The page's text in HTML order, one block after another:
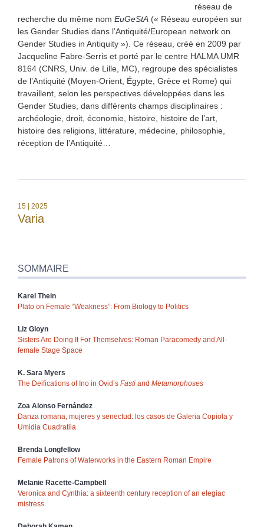
réseau de
recherche du même nom EuGeStA (« Réseau européen sur
les Gender Studies dans l’Antiquité/European network on
Gender Studies in Antiquity »). Ce réseau, créé en 2009 par
Jacqueline Fabre-Serris et porté par le centre HALMA UMR
8164 (CNRS, Univ. de Lille, MC), regroupe des spécialistes
de l’Antiquité (Moyen-Orient, Égypte, Grèce et Rome) qui
travaillent, selon les perspectives développées dans les
Gender Studies, dans différents champs disciplinaires :
archéologie, droit, économie, histoire, histoire de l’art,
histoire des religions, littérature, médecine, philosophie,
réception de l’Antiquité…
15 | 2025
Varia
SOMMAIRE
Karel Thein
Plato on Female “Weakness”: From Biology to Politics
Liz Gloyn
Sisters Are Doing It For Themselves: Roman Paracomedy and All-
female Stage Space
K. Sara Myers
The Deifications of Ino in Ovid’s Fasti and Metamorphoses
Zoa Alonso Fernández
Danza romana, mujeres y senectud: los casos de Galeria Copiola y
Umidia Cuadratila
Brenda Longfellow
Female Patrons of Waterworks in the Eastern Roman Empire
Melanie Racette-Campbell
Veronica and Cynthia: a sixteenth century reception of an elegiac
mistress